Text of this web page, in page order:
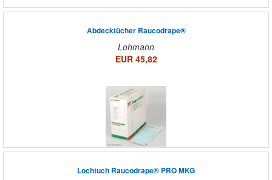
Abdecktücher Raucodrape®
Lohmann
EUR 45,82
Lochtuch Raucodrape® PRO MKG